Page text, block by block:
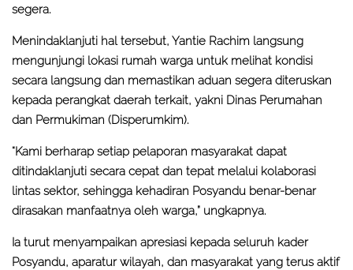
segera.
Menindaklanjuti hal tersebut, Yantie Rachim langsung
mengunjungi lokasi rumah warga untuk melihat kondisi
secara langsung dan memastikan aduan segera diteruskan
kepada perangkat daerah terkait, yakni Dinas Perumahan
dan Permukiman (Disperumkim).
“Kami berharap setiap pelaporan masyarakat dapat
ditindaklanjuti secara cepat dan tepat melalui kolaborasi
lintas sektor, sehingga kehadiran Posyandu benar-benar
dirasakan manfaatnya oleh warga,” ungkapnya.
Ia turut menyampaikan apresiasi kepada seluruh kader
Posyandu, aparatur wilayah, dan masyarakat yang terus aktif